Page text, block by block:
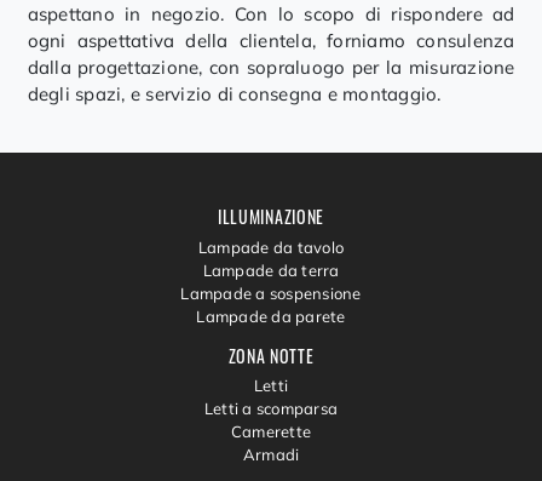
aspettano in negozio. Con lo scopo di rispondere ad
ogni aspettativa della clientela, forniamo consulenza
dalla progettazione, con sopraluogo per la misurazione
degli spazi, e servizio di consegna e montaggio.
ZONA NOTTE
Letti
Letti a scomparsa
Camerette
Armadi
ILLUMINAZIONE
Lampade da tavolo
Lampade da terra
Lampade a sospensione
Lampade da parete